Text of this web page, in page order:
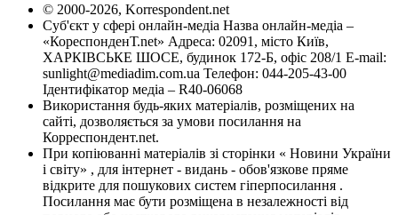
© 2000-2026, Korrespondent.net
Суб'єкт у сфері онлайн-медіа Назва онлайн-медіа –
«КореспонденТ.net» Адреса: 02091, місто Київ,
ХАРКІВСЬКЕ ШОСЕ, будинок 172-Б, офіс 208/1 E-mail:
sunlight@mediadim.com.ua Телефон: 044-205-43-00
Ідентифікатор медіа – R40-06068
Використання будь-яких матеріалів, розміщених на
сайті, дозволяється за умови посилання на
Корреспондент.net.
При копіюванні матеріалів зі сторінки « Новини України
і світу» , для інтернет - видань - обов'язкове пряме
відкрите для пошукових систем гіперпосилання .
Посилання має бути розміщена в незалежності від